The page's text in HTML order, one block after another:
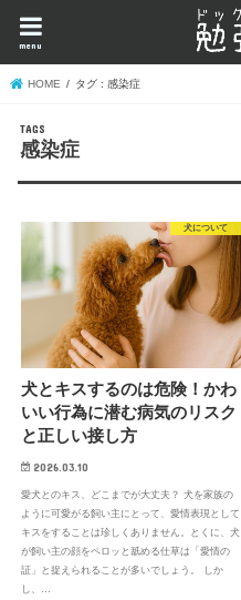
menu
HOME タグ : 感染症
感染症
犬について
犬とキスするのは危険！かわ
いい行為に潜む病気のリスク
と正しい接し方
2026.03.10
愛犬とのキス、どこまでが大丈夫？ 犬を家族の
ように可愛がる飼い主にとって、愛情表現として
キスをすることは珍しくありません。とくに、犬
が飼い主の顔をペロッと舐める仕草は「愛情の
証」と捉えられることが多いでしょう。 しか
し、…